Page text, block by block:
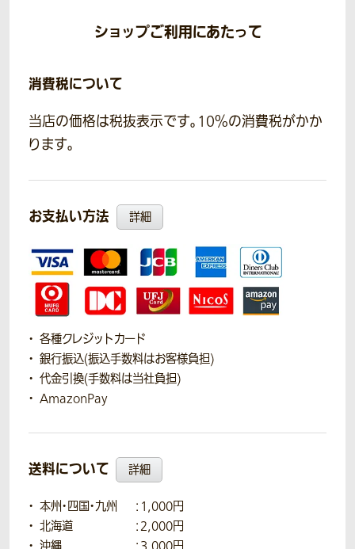
ショップご利用にあたって
消費税について
当店の価格は税抜表示です。10％の消費税がかか
ります。
お支払い方法 詳細
各種クレジットカード
銀行振込(振込手数料はお客様負担)
代金引換(手数料は当社負担)
AmazonPay
送料について 詳細
本州・四国・九州
：1,000円
北海道
：2,000円